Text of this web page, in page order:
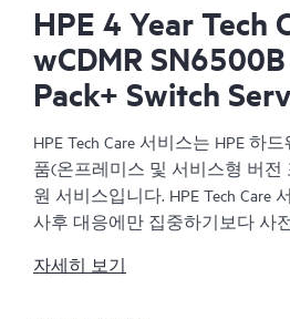
HPE 4 Year Tech
wCDMR
Pack+ Switch
HPE Tech Care 서비스는 HPE 하
품(온프레미스 및 서비스형 버전
원 서비스입니다. HPE Tech Care
사후 대응에만 집중하기보다 사
줍니다.
자세히 보기